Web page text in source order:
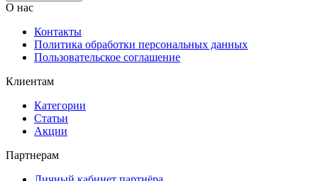
О нас
Контакты
Политика обработки персональных данных
Пользовательское соглашение
Клиентам
Категории
Статьи
Акции
Партнерам